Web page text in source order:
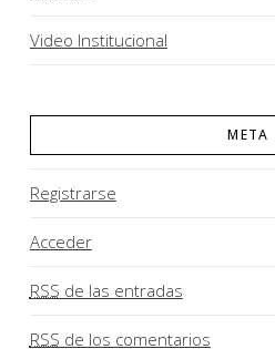
Video Institucional
META
Registrarse
Acceder
RSS de las entradas
RSS de los comentarios